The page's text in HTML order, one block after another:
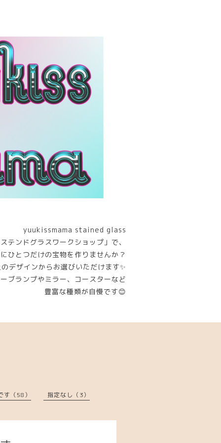
yuukissmama stained glass
テンドグラスワークショップ」で、
ひとつだけの宝物を作りませんか？
デザインからお選びいただけます✨
ブランプやミラー、コースターなど
豊富な種類が自慢です😊
（58） 指定なし（3）